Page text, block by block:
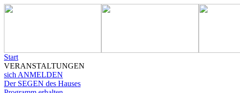
Start
VERANSTALTUNGEN
sich ANMELDEN
Der SEGEN des Hauses